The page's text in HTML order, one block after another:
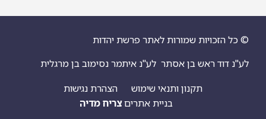
שמורות לאתר פרשת יהדות
בן אסתר לע"נ איתמר נסימוב בן מרגלית
תקנון ותנאי שימוש
הצהרת נגישות
צריח מדיה